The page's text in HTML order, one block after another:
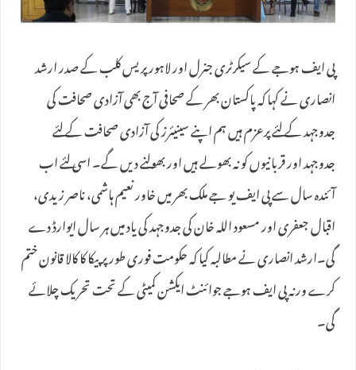
پی ایف ہوجے کے سیکرٹری جنرل اور لاہور پریس کلب کے صدر ارشد
انصاری نے کہا کہ پاکستان بھر کے صحافی آج بھی آزادی صحافت کی
جدوجہد کے لئے پرعزم ہیں ہم اپنے سینیئرز کی آزادی صحافت کے لئے
جدوجہد اور قربانیوں کو نہ بھولے ہیں اور بھولنے دیں گے۔ اسی لئے اب
آئندہ سال سے پی ایف یو جے ملک بھر میں خاور نعیم ہاشمی، ناصر زیدی،
اقبال جعفری اور مسعود اللہ خان کی جدوجہد کی یاد میں ہر سال ایوارڈ دے
گی۔ارشد انصاری نے مطالبہ کیا کہ حکومت فوری طور پر پیکا کا کالا قانون ختم
کرے ورنہ پی ایف ہوجے جوائنٹ ایکشن کمیٹی کے تحت تحریک چلائے
گی۔